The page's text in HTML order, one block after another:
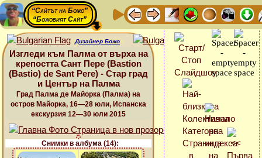
“Сайтът на Божо”
“Божовият Сайт”
Дизайнер Божо
Изгледи към Палма от върха на
крепостта Сант Пере (Bastion
(Bastio) de Sant Pere) - Стар град
и Център на Палма
Град Палма де Майорка (Палма) на
остров Майорка, 16—28 юли, Испанска
екскурзия 12—30 юли 2015
Снимки в албума (14):